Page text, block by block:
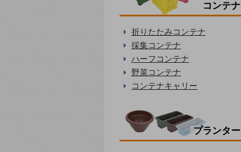
コンテナ
折りたたみコンテナ
採集コンテナ
ハーフコンテナ
野菜コンテナ
コンテナキャリー
プランター